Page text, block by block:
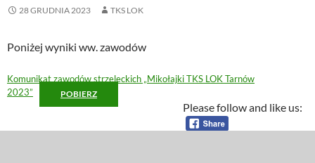
28 GRUDNIA 2023 TKS LOK
Poniżej wyniki ww. zawodów
Komunikat zawodów strzeleckich „Mikołajki TKS LOK Tarnów
2023”
POBIERZ
Please follow and like us: